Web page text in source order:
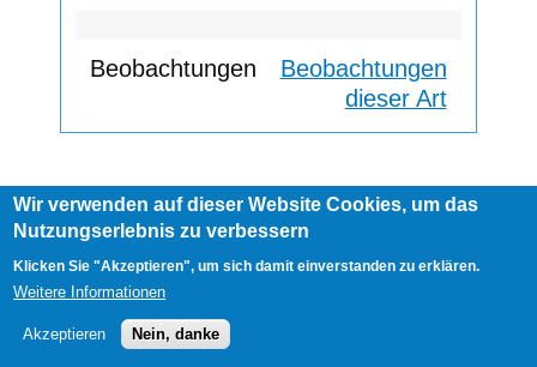
Beobachtungen
dieser Art
Footer
menu
AGB Impressum Links
User
account
Anmelden
Wir verwenden auf dieser Website Cookies, um das
Nutzungserlebnis zu verbessern
Klicken Sie "Akzeptieren", um sich damit einverstanden zu erklären.
Weitere Informationen
Akzeptieren Nein, danke